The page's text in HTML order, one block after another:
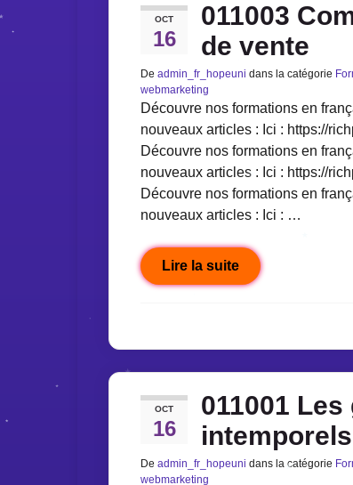
OCT
16
011003
de vente
De admin_fr_hopeuni dans la catégorie
webmarketing
Découvre nos formations en
nouveaux articles : Ici : https://
Découvre nos formations en
nouveaux articles : Ici : https://
Découvre nos formations en
nouveaux articles : Ici : …
Lire la suite
OCT
16
011001
De admin_fr_hopeuni dans la catégorie
webmarketing